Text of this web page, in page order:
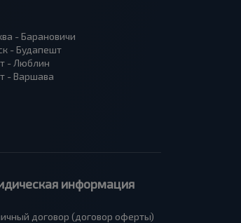
- Барановичи
- Будапешт
- Люблин
- Варшава
информация
договор (договор оферты)